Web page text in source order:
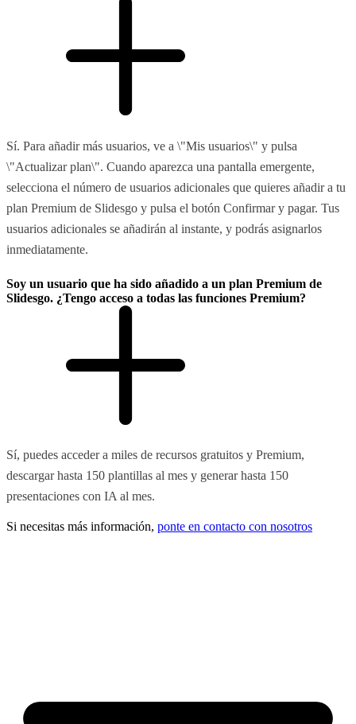
Sí. Para añadir más usuarios, ve a \"Mis usuarios\" y pulsa
\"Actualizar plan\". Cuando aparezca una pantalla emergente,
selecciona el número de usuarios adicionales que quieres añadir a tu
plan Premium de Slidesgo y pulsa el botón Confirmar y pagar. Tus
usuarios adicionales se añadirán al instante, y podrás asignarlos
inmediatamente.
Soy un usuario que ha sido añadido a un plan Premium de
Slidesgo. ¿Tengo acceso a todas las funciones Premium?
Sí, puedes acceder a miles de recursos gratuitos y Premium,
descargar hasta 150 plantillas al mes y generar hasta 150
presentaciones con IA al mes.
Si necesitas más información, ponte en contacto con nosotros